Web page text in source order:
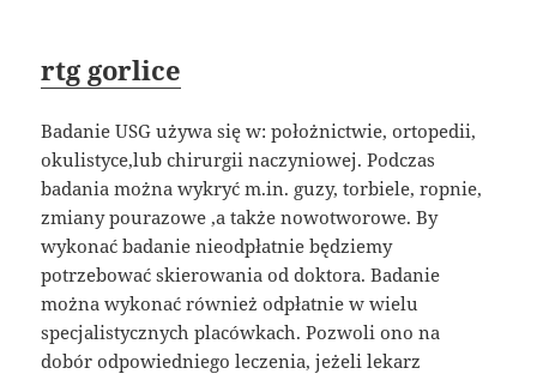
rtg gorlice
Badanie USG używa się w: położnictwie, ortopedii,
okulistyce,lub chirurgii naczyniowej. Podczas
badania można wykryć m.in. guzy, torbiele, ropnie,
zmiany pourazowe ,a także nowotworowe. By
wykonać badanie nieodpłatnie będziemy
potrzebować skierowania od doktora. Badanie
można wykonać również odpłatnie w wielu
specjalistycznych placówkach. Pozwoli ono na
dobór odpowiedniego leczenia, jeżeli lekarz